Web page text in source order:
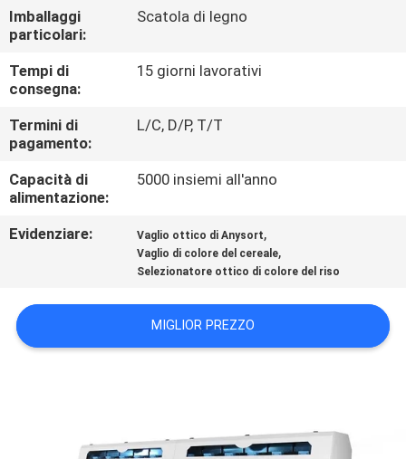
CONTATTICI
NOTIZIE
RICHIEDA
UNA
DEL
SITO
Imballaggi
particolari:
Scatola di legno
Tempi di
consegna:
15 giorni lavorativi
Termini di
pagamento:
L/C, D/P, T/T
Capacità di
alimentazione:
5000 insiemi all'anno
Evidenziare: Vaglio ottico di Anysort,
Vaglio di colore del cereale,
Selezionatore ottico di colore del riso
MIGLIOR PREZZO